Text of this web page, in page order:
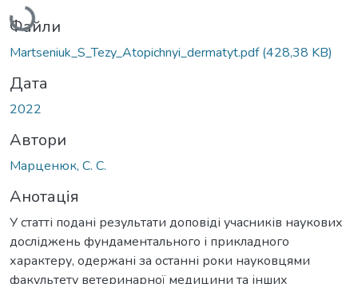
Файли
Martseniuk_S_Tezy_Atopichnyi_dermatyt.pdf(428,38 KB)
Дата
2022
Автори
Марценюк, С. С.
Анотація
У статті подані результати доповіді учасників наукових
досліджень фундаментального і прикладного
характеру, одержані за останні роки науковцями
факультету ветеринарної медицини та інших